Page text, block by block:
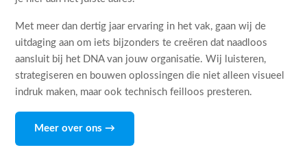
Met meer dan dertig jaar ervaring in het vak, gaan wij de
uitdaging aan om iets bijzonders te creëren dat naadloos
aansluit bij het DNA van jouw organisatie. Wij luisteren,
strategiseren en bouwen oplossingen die niet alleen visueel
indruk maken, maar ook technisch feilloos presteren.
Meer over ons →